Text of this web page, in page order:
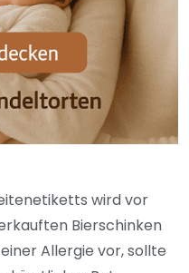
wird vor
Bierschinken
Allergie vor, sollte